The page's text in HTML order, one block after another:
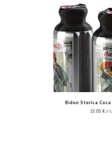
Bidon Storica
10.00 €